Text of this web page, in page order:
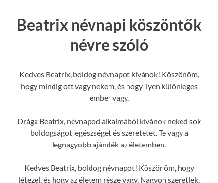
Beatrix névnapi köszöntők
névre szóló
Kedves Beatrix, boldog névnapot kívánok! Köszönöm,
hogy mindig ott vagy nekem, és hogy ilyen különleges
ember vagy.
Drága Beatrix, névnapod alkalmából kívánok neked sok
boldogságot, egészséget és szeretetet. Te vagy a
legnagyobb ajándék az életemben.
Kedves Beatrix, boldog névnapot! Köszönöm, hogy
létezel, és hogy az életem része vagy. Nagyon szeretlek.